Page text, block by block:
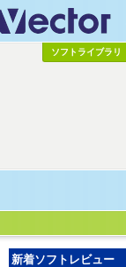
ソフトライブラリ
新着ソフトレビュー